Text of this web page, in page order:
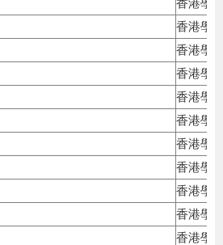
香港學
香港學
香港學
香港學
香港學
香港學
香港學
香港學
香港學
香港學
香港學